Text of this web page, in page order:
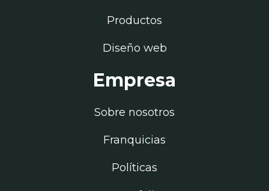
Productos
Diseño web
Empresa
Sobre nosotros
Franquicias
Políticas